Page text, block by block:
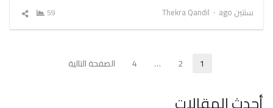
سنتين ago
Author
Thekra Qandil
59
شارك
Page 1
Page 2
…
Page 4 الصفحة التالية